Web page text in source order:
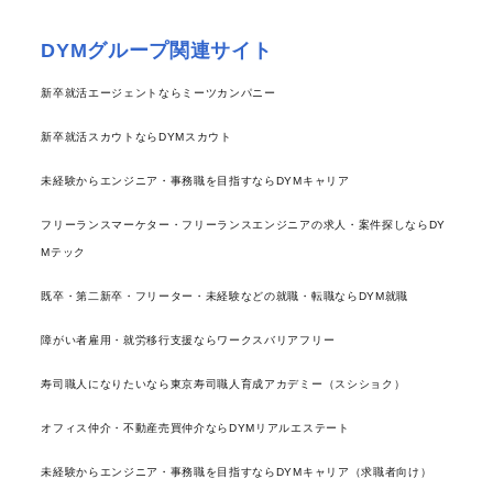
DYMグループ関連サイト
新卒就活エージェントならミーツカンパニー
新卒就活スカウトならDYMスカウト
未経験からエンジニア・事務職を目指すならDYMキャリア
フリーランスマーケター・フリーランスエンジニアの求人・案件探しならDY
Mテック
既卒・第二新卒・フリーター・未経験などの就職・転職ならDYM就職
障がい者雇用・就労移行支援ならワークスバリアフリー
寿司職人になりたいなら東京寿司職人育成アカデミー（スシショク）
オフィス仲介・不動産売買仲介ならDYMリアルエステート
未経験からエンジニア・事務職を目指すならDYMキャリア（求職者向け）